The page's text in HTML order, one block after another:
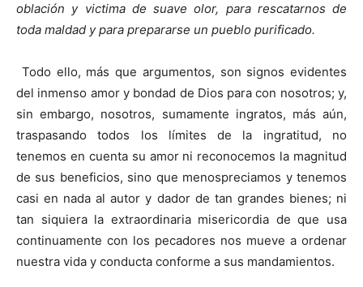
oblación y victima de suave olor, para rescatarnos de
toda maldad y para prepararse un pueblo purificado.
Todo ello, más que argumentos, son signos evidentes
del inmenso amor y bondad de Dios para con nosotros; y,
sin embargo, nosotros, sumamente ingratos, más aún,
traspasando todos los límites de la ingratitud, no
tenemos en cuenta su amor ni reconocemos la magnitud
de sus beneficios, sino que menospreciamos y tenemos
casi en nada al autor y dador de tan grandes bienes; ni
tan siquie­ra la extraordinaria misericordia de que usa
continua­mente con los pecadores nos mueve a ordenar
nuestra vida y conducta conforme a sus mandamientos.